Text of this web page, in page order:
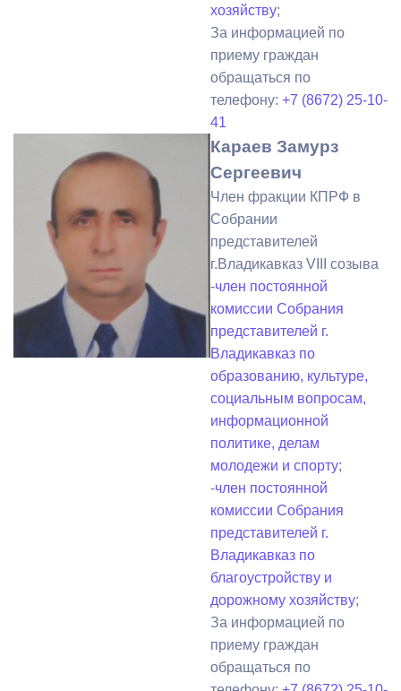
хозяйству;
За информацией по
приему граждан
обращаться по
телефону: +7 (8672) 25-10-
41
Караев Замурз
Сергеевич
Член фракции КПРФ в
Собрании
представителей
г.Владикавказ VIII созыва
-член постоянной
комиссии Собрания
представителей г.
Владикавказ по
образованию, культуре,
социальным вопросам,
информационной
политике, делам
молодежи и спорту;
-член постоянной
комиссии Собрания
представителей г.
Владикавказ по
благоустройству и
дорожному хозяйству;
За информацией по
приему граждан
обращаться по